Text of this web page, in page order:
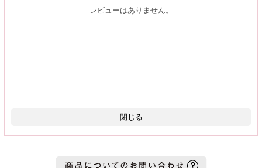
レビューはありません。
閉じる